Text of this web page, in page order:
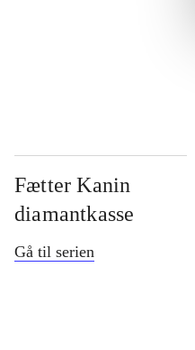
Fætter Kanin
diamantkasse
Gå til serien